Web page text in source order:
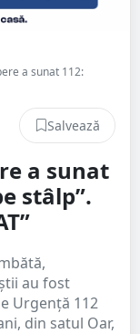
a sunat 112:
Salvează
a sunat
stâlp”.
au fost
Urgență 112
din satul Oar,